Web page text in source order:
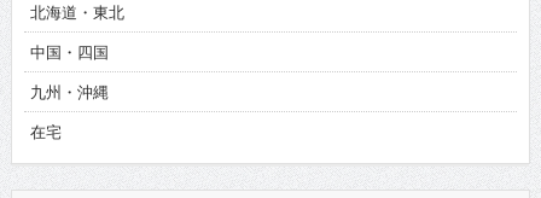
北海道・東北
中国・四国
九州・沖縄
在宅